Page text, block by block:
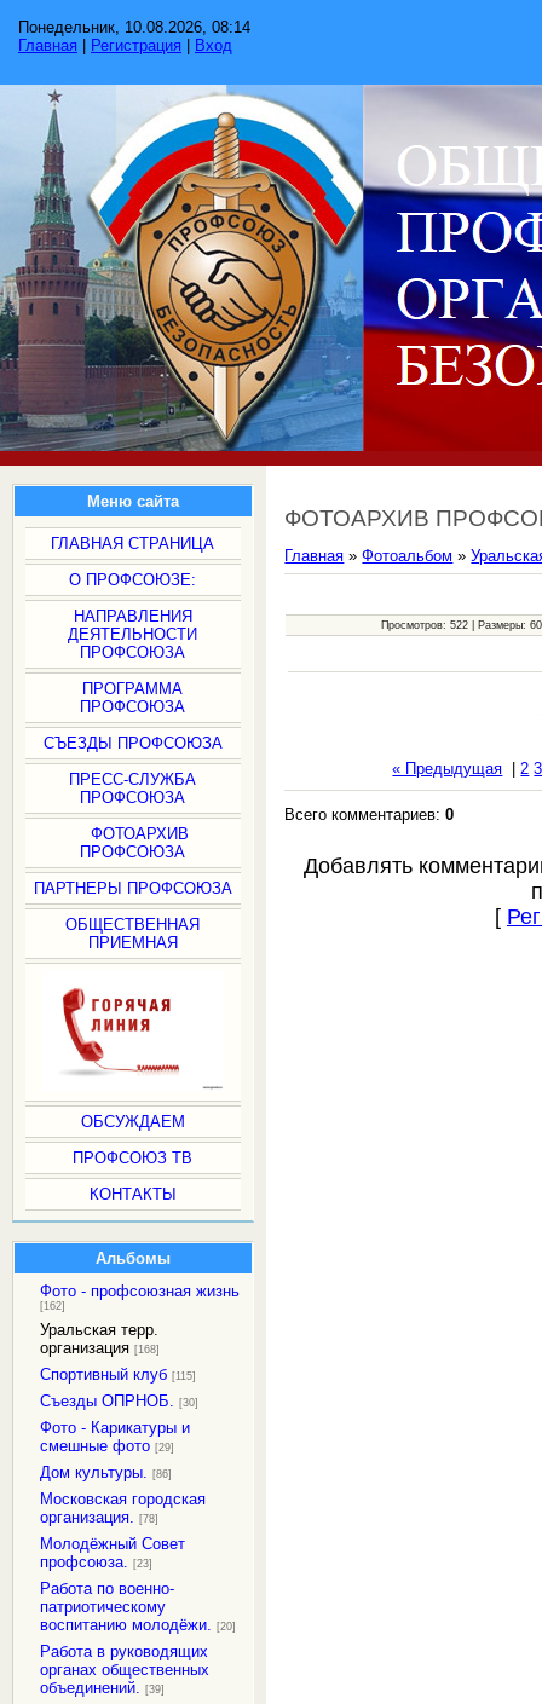
Понедельник, 10.08.2026, 08:14
Главная
Регистрация Вход
Меню сайта
ГЛАВНАЯ СТРАНИЦА
О ПРОФСОЮЗЕ:
НАПРАВЛЕНИЯ
ДЕЯТЕЛЬНОСТИ
ПРОФСОЮЗА
ПРОГРАММА
ПРОФСОЮЗА
СЪЕЗДЫ ПРОФСОЮЗА
ПРЕСС-СЛУЖБА
ПРОФСОЮЗА
ФОТОАРХИВ
ПРОФСОЮЗА
ПАРТНЕРЫ ПРОФСОЮЗА
ОБЩЕСТВЕННАЯ
ПРИЕМНАЯ
ОБСУЖДАЕМ
ПРОФСОЮЗ ТВ
КОНТАКТЫ
Альбомы
Фото - профсоюзная жизнь
[162]
Уральская терр.
организация [168]
Спортивный клуб [115]
Съезды ОПРНОБ. [30]
Фото - Карикатуры и
смешные фото [29]
Дом культуры. [86]
Московская городская
организация. [78]
Молодёжный Совет
профсоюза. [23]
Работа по военно-
патриотическому
воспитанию молодёжи. [20]
Работа в руководящих
органах общественных
объединений. [39]
ФОТОАРХИВ
Главная »Фотоальбом »
Просмотров: 522 | Размеры:
« Предыдущая |2 3
Всего комментариев:0
Добавлять
[